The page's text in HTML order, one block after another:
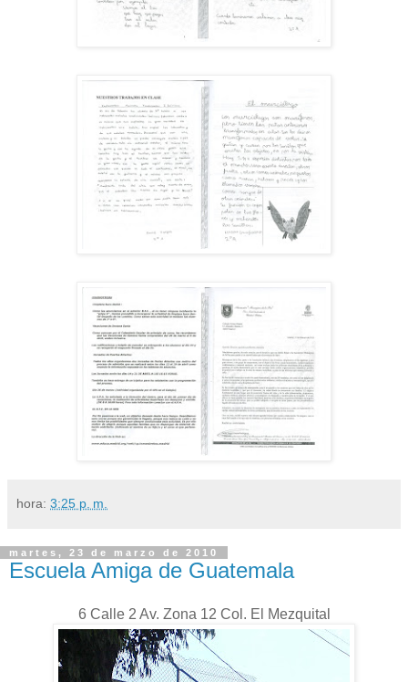
hora: 3:25 p. m.
martes, 23 de marzo de 2010
Escuela Amiga de Guatemala
6 Calle 2 Av. Zona 12 Col. El Mezquital